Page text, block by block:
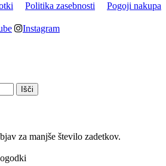
Politika zasebnosti Pogoji nakupa
Instagram
za manjše število zadetkov.